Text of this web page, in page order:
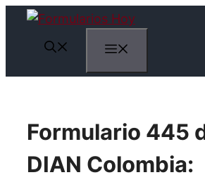
Saltar
contenido
Formulario 445
DIAN Colombia: